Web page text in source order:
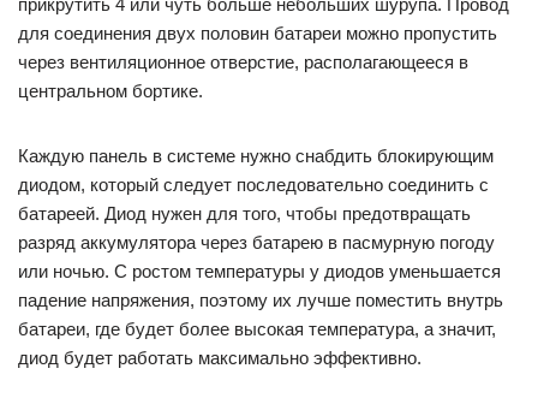
прикрутить 4 или чуть больше небольших шурупа. Провод
для соединения двух половин батареи можно пропустить
через вентиляционное отверстие, располагающееся в
центральном бортике.
Каждую панель в системе нужно снабдить блокирующим
диодом, который следует последовательно соединить с
батареей. Диод нужен для того, чтобы предотвращать
разряд аккумулятора через батарею в пасмурную погоду
или ночью. С ростом температуры у диодов уменьшается
падение напряжения, поэтому их лучше поместить внутрь
батареи, где будет более высокая температура, а значит,
диод будет работать максимально эффективно.